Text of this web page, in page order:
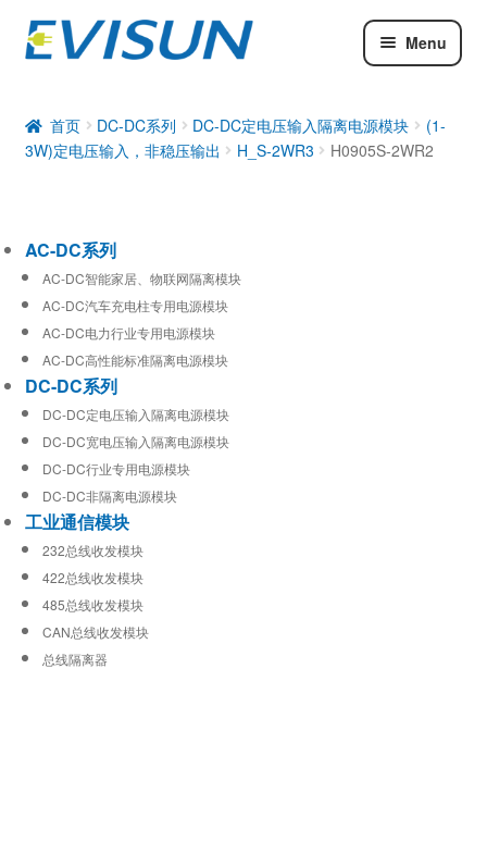
Menu
DC-DC系列
工业通信模块
首页 DC-DC系列 DC-DC定电压输入隔离电源模块
(1-
3W)定电压输入，非稳压输出
H_S-2WR3 H0905S-2WR2
AC-DC系列
AC-DC智能家居、物联网隔离模块
AC-DC汽车充电柱专用电源模块
AC-DC电力行业专用电源模块
AC-DC高性能标准隔离电源模块
DC-DC系列
DC-DC定电压输入隔离电源模块
DC-DC宽电压输入隔离电源模块
DC-DC行业专用电源模块
DC-DC非隔离电源模块
工业通信模块
232总线收发模块
422总线收发模块
485总线收发模块
CAN总线收发模块
总线隔离器